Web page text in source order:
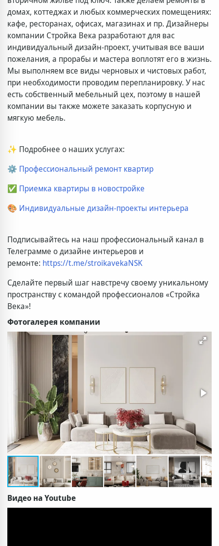
домах, коттеджах и любых коммерческих помещениях:
кафе, ресторанах, офисах, магазинах и пр. Дизайнеры
компании Стройка Века разработают для вас
индивидуальный дизайн-проект, учитывая все ваши
пожелания, а прорабы и мастера воплотят его в жизнь.
Мы выполняем все виды черновых и чистовых работ,
при необходимости проводим перепланировку. У нас
есть собственный мебельный цех, поэтому в нашей
компании вы также можете заказать корпусную и
мягкую мебель.
✨ Подробнее о наших услугах:
⚙️ Профессиональный ремонт квартир
✅ Приемка квартиры в новостройке
🎨 Индивидуальные дизайн-проекты интерьера
Подписывайтесь на наш профессиональный канал в
Телеграмме о дизайне интерьеров и
ремонте: https://t.me/stroikavekaNSK
Сделайте первый шаг навстречу своему уникальному
пространству с командой профессионалов «Стройка
Века»!
Фотогалерея компании
Видео на Youtube